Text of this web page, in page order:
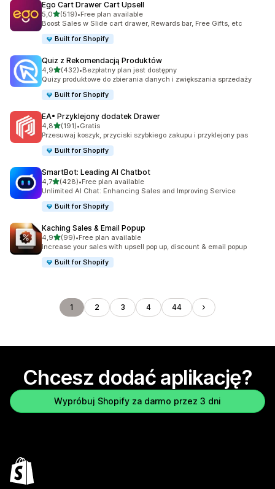
Ego Cart Drawer Cart Upsell
5,0na 5 gwiazdek
(519)
Łączna liczba recenzji: 519
•Free plan available
Boost Sales w Slide cart drawer, Rewards bar, Free Gifts, etc
Built for Shopify
Quiz z Rekomendacją Produktów
4,9na 5 gwiazdek
(432)
Łączna liczba recenzji: 432
•Bezpłatny plan jest dostępny
Quizy produktowe do zbierania danych i zwiększania sprzedaży
Built for Shopify
EA• Przyklejony dodatek Drawer
4,8na 5 gwiazdek
(191)
Łączna liczba recenzji: 191
•Gratis
Przesuwaj koszyk, przyciski szybkiego zakupu i przyklejony pas
Built for Shopify
SmartBot: Leading AI Chatbot
4,7na 5 gwiazdek
(428)
Łączna liczba recenzji: 428
•Free plan available
Unlimited AI Chat: Enhancing Sales and Improving Service
Built for Shopify
Kaching Sales & Email Popup
4,9na 5 gwiazdek
(99)
Łączna liczba recenzji: 99
•Free plan available
Increase your sales with upsell pop up, discount & email popup
Built for Shopify
1 2 3 4 44
Chcesz dodać aplikację?
Wypróbuj Shopify za darmo przez 3 dni